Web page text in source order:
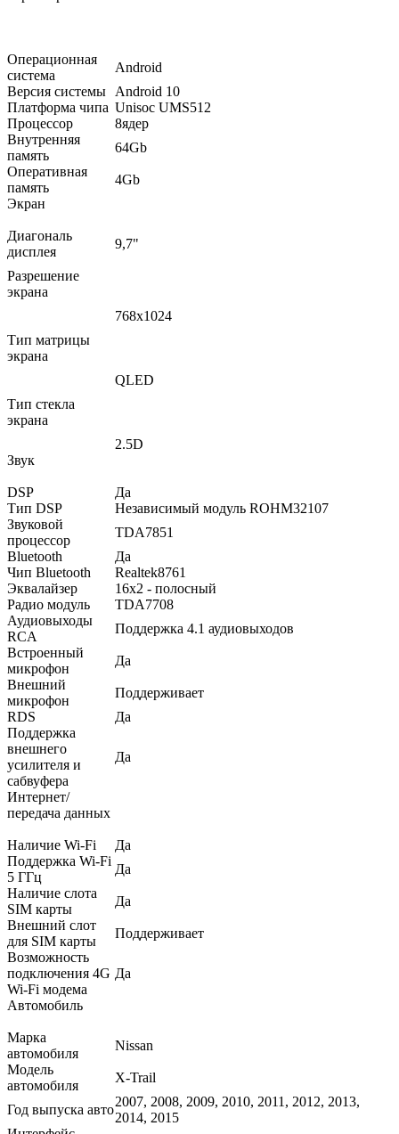
Операционная
система
Android
Версия системы
Android 10
Платформа чипа Unisoc UMS512
Процессор
8ядер
Внутренняя
память
64Gb
Оперативная
память
4Gb
Экран
Диагональ
дисплея
9,7"
Разрешение
экрана
768x1024
Тип матрицы
экрана
QLED
Тип стекла
экрана
2.5D
Звук
DSP
Да
Тип DSP
Независимый модуль ROHM32107
Звуковой
процессор
TDA7851
Bluetooth
Да
Чип Bluetooth
Realtek8761
Эквалайзер
16х2 - полосный
Радио модуль
TDA7708
Аудиовыходы
RCA
Поддержка 4.1 аудиовыходов
Встроенный
микрофон
Да
Внешний
микрофон
Поддерживает
RDS
Да
Поддержка
внешнего
усилителя и
сабвуфера
Да
Интернет/
передача данных
Наличие Wi-Fi
Да
Поддержка Wi-Fi
5 ГГц
Да
Наличие слота
SIM карты
Да
Внешний слот
для SIM карты
Поддерживает
Возможность
подключения 4G
Wi-Fi модема
Да
Автомобиль
Марка
автомобиля
Nissan
Модель
автомобиля
X-Trail
Год выпуска авто
2007, 2008, 2009, 2010, 2011, 2012, 2013,
2014, 2015